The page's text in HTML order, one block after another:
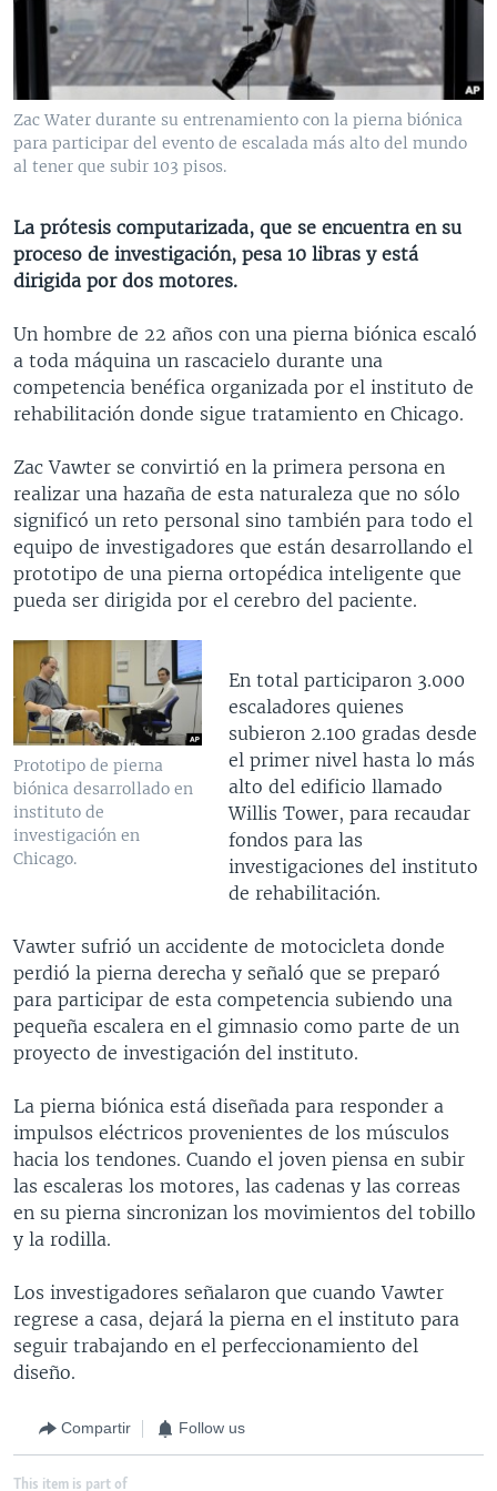
VENEZUELA
BRASIL
NICARAGUA
ECONOMÍA
ENTRETENIMIENTO Y CULTURA
TECNOLOGÍA
DEPORTES
CIENCIA Y SALUD
MULTIMEDIA
VIDEOS
FOTOGRAFÍA
AUDIOS
PROGRAMAS TV
EL MUNDO AL DÍA
FORO INTERAMERICANO
VISIÓN 360
LAS CLAVES
PANORAMA
RADIO
AVANCE INFORMATIVO
AUDIONOTICIAS
BUENOS DÍAS AMÉRICA
ESTADOS UNIDOS AL DÍA
FORO [RADIO]
DEPORTIVO INTERNACIONAL
NOTA ECONÓMICA
ENTRETENIMIENTO
DIRECT
DOCUMENTALES DE LA VOA
Learning English
SÍGANOS
Idiomas
Zac Water durante su entrenamiento con la pierna biónica
para participar del evento de escalada más alto del mundo
al tener que subir 103 pisos.
La prótesis computarizada, que se encuentra en su
proceso de investigación, pesa 10 libras y está
dirigida por dos motores.
Un hombre de 22 años con una pierna biónica escaló
a toda máquina un rascacielo durante una
competencia benéfica organizada por el instituto de
rehabilitación donde sigue tratamiento en Chicago.
Zac Vawter se convirtió en la primera persona en
realizar una hazaña de esta naturaleza que no sólo
significó un reto personal sino también para todo el
equipo de investigadores que están desarrollando el
prototipo de una pierna ortopédica inteligente que
pueda ser dirigida por el cerebro del paciente.
Prototipo de pierna
biónica desarrollado en
instituto de
investigación en
Chicago.
En total participaron 3.000
escaladores quienes
subieron 2.100 gradas desde
el primer nivel hasta lo más
alto del edificio llamado
Willis Tower, para recaudar
fondos para las
investigaciones del instituto
de rehabilitación.
Vawter sufrió un accidente de motocicleta donde
perdió la pierna derecha y señaló que se preparó
para participar de esta competencia subiendo una
pequeña escalera en el gimnasio como parte de un
proyecto de investigación del instituto.
La pierna biónica está diseñada para responder a
impulsos eléctricos provenientes de los músculos
hacia los tendones. Cuando el joven piensa en subir
las escaleras los motores, las cadenas y las correas
en su pierna sincronizan los movimientos del tobillo
y la rodilla.
Los investigadores señalaron que cuando Vawter
regrese a casa, dejará la pierna en el instituto para
seguir trabajando en el perfeccionamiento del
diseño.
Compartir Follow us
This item is part of